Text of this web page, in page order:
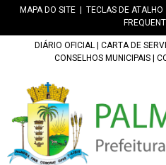
MAPA DO SITE TECLAS DE ATALHO
DIÁRIO OFICIAL CARTA DE
CONSELHOS MUNICIPAIS